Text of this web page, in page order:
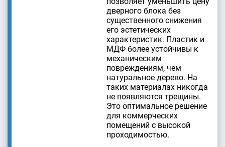
дверного блока без
существенного снижения
его эстетических
характеристик. Пластик и
МДФ более устойчивы к
механическим
повреждениям, чем
натуральное дерево. На
таких материалах никогда
не появляются трещины.
Это оптимальное решение
для коммерческих
помещений с высокой
проходимостью.